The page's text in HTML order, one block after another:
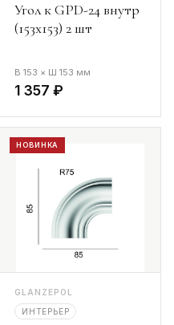
Угол к GPD-24 внутр
(153х153) 2 шт
В 153 × Ш 153 мм
1 357 ₽
НОВИНКА
GLANZEPOL
ИНТЕРЬЕР